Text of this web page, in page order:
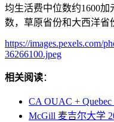
均生活费中位数约1600
数，草原省份和大西洋省
https://images.pexels.com/
36266100.jpeg
相关阅读：
CA OUAC +
McGill 麦吉尔大学